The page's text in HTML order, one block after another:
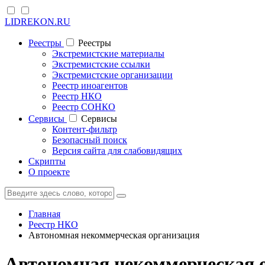
LIDREKON.RU
Реестры
Реестры
Экстремистские материалы
Экстремистские ссылки
Экстремистские организации
Реестр иноагентов
Реестр НКО
Реестр СОНКО
Cервисы
Cервисы
Контент-фильтр
Безопасный поиск
Версия сайта для слабовидящих
Скрипты
О проекте
Главная
Реестр НКО
Автономная некоммерческая организация